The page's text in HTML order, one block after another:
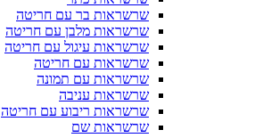
שרשראות בר עם חריטה
שרשראות מלבן עם חריטה
שרשראות עיגול עם חריטה
שרשראות עם חריטה
שרשראות עם תמונה
שרשראות עניבה
שרשראות ריבוע עם חריטה
שרשראות שם